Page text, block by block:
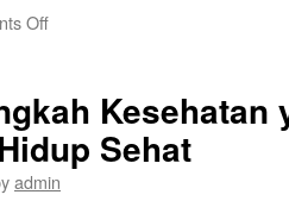
Offon
Antibiotik
dengan
Aman
dan
Kesehatan
Sehat
admin